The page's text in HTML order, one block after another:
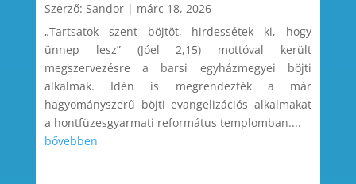
Szerző: Sandor| márc 18, 2026
„Tartsatok szent böjtöt, hirdessétek ki, hogy
ünnep lesz” (Jóel 2,15) mottóval került
megszervezésre a barsi egyházmegyei böjti
alkalmak. Idén is megrendezték a már
hagyományszerű böjti evangelizációs alkalmakat
a hontfüzesgyarmati református templomban....
bővebben